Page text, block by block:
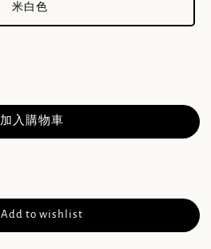
米白色
加入購物車
Add to wishlist